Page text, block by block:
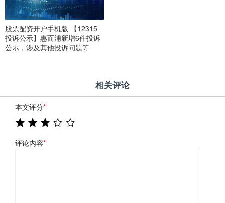
股票配资开户手机版 【12315
投诉公示】惠而浦新增6件投诉
公示，涉及其他投诉问题等
相关评论
本文评分*
评论内容*